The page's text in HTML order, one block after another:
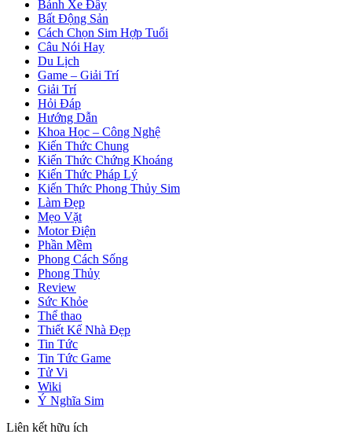
Bánh Xe Đẩy
Bất Động Sản
Cách Chọn Sim Hợp Tuổi
Câu Nói Hay
Du Lịch
Game – Giải Trí
Giải Trí
Hỏi Đáp
Hướng Dẫn
Khoa Học – Công Nghệ
Kiến Thức Chung
Kiến Thức Chứng Khoáng
Kiến Thức Pháp Lý
Kiến Thức Phong Thủy Sim
Làm Đẹp
Mẹo Vặt
Motor Điện
Phần Mềm
Phong Cách Sống
Phong Thủy
Review
Sức Khỏe
Thể thao
Thiết Kế Nhà Đẹp
Tin Tức
Tin Tức Game
Tử Vi
Wiki
Ý Nghĩa Sim
Liên kết hữu ích